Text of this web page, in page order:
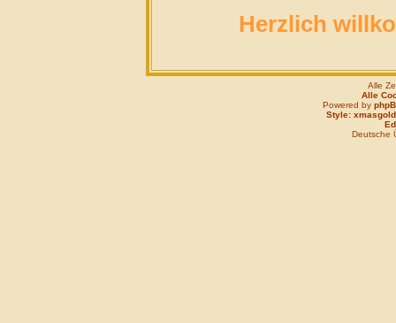
Herzlich
Alle
Alle
Powered by
Style: xmasgold
Deutsche